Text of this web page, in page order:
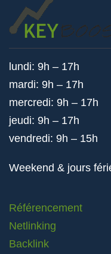
lundi: 9h – 17h
mardi: 9h – 17h
mercredi: 9h – 17h
jeudi: 9h – 17h
vendredi: 9h – 15h
Weekend & jours
Référencement
Netlinking
Backlink